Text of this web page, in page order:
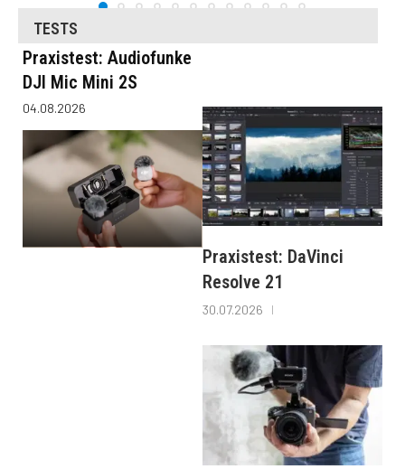
TESTS
Praxistest: Audiofunke
DJI Mic Mini 2S
04.08.2026
Praxistest: DaVinci
Resolve 21
30.07.2026